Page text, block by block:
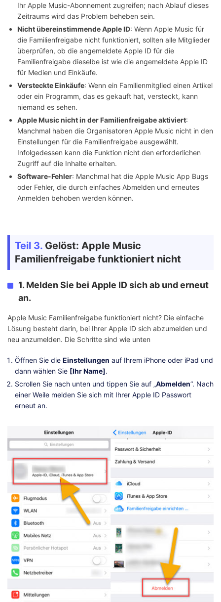
Ihr Apple Music-Abonnement zugreifen; nach Ablauf dieses
Zeitraums wird das Problem beheben sein.
Nicht übereinstimmende Apple ID: Wenn Apple Music für
die Familienfreigabe nicht funktioniert, sollten alle Mitglieder
überprüfen, ob die angemeldete Apple ID für die
Familienfreigabe dieselbe ist wie die angemeldete Apple ID
für Medien und Einkäufe.
Versteckte Einkäufe: Wenn ein Familienmitglied einen Artikel
oder ein Programm, das es gekauft hat, versteckt, kann
niemand es sehen.
Apple Music nicht in der Familienfreigabe aktiviert:
Manchmal haben die Organisatoren Apple Music nicht in den
Einstellungen für die Familienfreigabe ausgewählt.
Infolgedessen kann die Funktion nicht den erforderlichen
Zugriff auf die Inhalte erhalten.
Software-Fehler: Manchmal hat die Apple Music App Bugs
oder Fehler, die durch einfaches Abmelden und erneutes
Anmelden behoben werden können.
Teil 3. Gelöst: Apple Music
Familienfreigabe funktioniert nicht
1. Melden Sie bei Apple ID sich ab und erneut
an.
Apple Music Familienfreigabe funktioniert nicht? Die einfache
Lösung besteht darin, bei Ihrer Apple ID sich abzumelden und
neu anzumelden. Die Schritte sind wie unten
Öffnen Sie die Einstellungen auf Ihrem iPhone oder iPad und
dann wählen Sie [Ihr Name].
Scrollen Sie nach unten und tippen Sie auf „Abmelden“. Nach
einer Weile melden Sie sich mit Ihrer Apple ID Passwort
erneut an.